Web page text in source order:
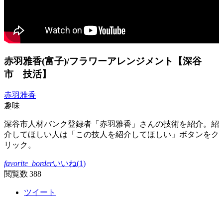
赤羽雅香(富子)/フラワーアレンジメント【深谷
市 技活】
赤羽雅香
趣味
深谷市人材バンク登録者「赤羽雅香」さんの技術を紹介。紹
介してほしい人は「この技人を紹介してほしい」ボタンをク
リック。
favorite_borderいいね(1)
閲覧数 388
ツイート